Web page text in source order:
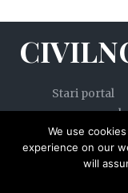
Stari portal
© 2020. —
We use
experience on our
will